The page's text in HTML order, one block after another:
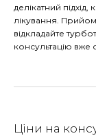
делікатний підхід,
лікування.
відкладайте
консультацію вже
Ціни на